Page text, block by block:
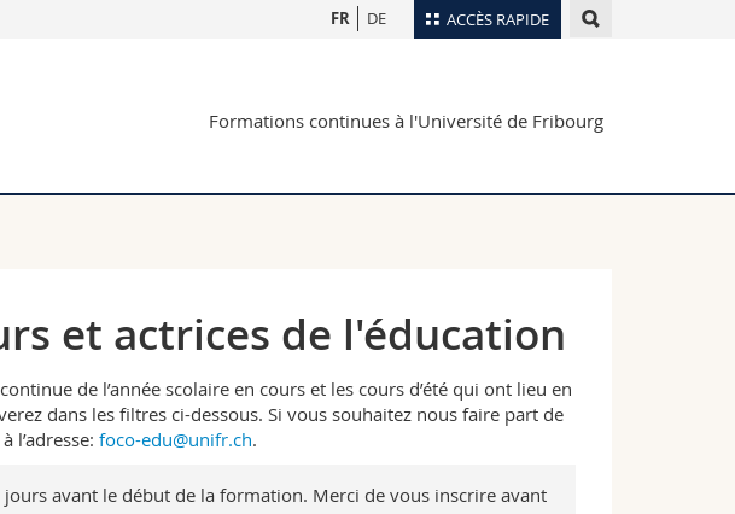
ACCÈS RAPIDE
Futurs étudiants
Chercheurs
Plan d'accès
Webmail
FR DE
Formations continues à l'Université de Fribourg
et actrices de l'éducation
de l’année scolaire en cours et les cours d’été qui ont lieu en
dans les filtres ci-dessous. Si vous souhaitez nous faire part de
l’adresse: foco-edu@unifr.ch.
avant le début de la formation. Merci de vous inscrire avant